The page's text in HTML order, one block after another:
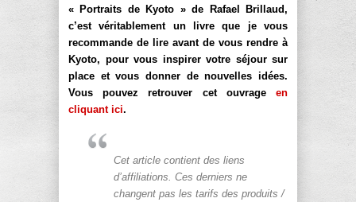
« Portraits de Kyoto » de Rafael Brillaud,
c’est véritablement un livre que je vous
recommande de lire avant de vous rendre à
Kyoto, pour vous inspirer votre séjour sur
place et vous donner de nouvelles idées.
Vous pouvez retrouver cet ouvrage en
cliquant ici.
Cet article contient des liens
d’affiliations. Ces derniers ne
changent pas les tarifs des produits /